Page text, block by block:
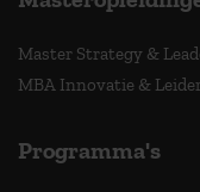
Master Strategy &
MBA Innovatie &
Programma's